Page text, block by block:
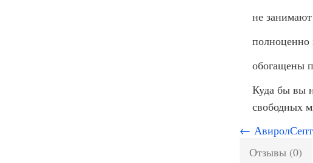
не
полноценно
обогащены
Куда бы вы
свободных
← АвиролСепт
Отзывы (0)